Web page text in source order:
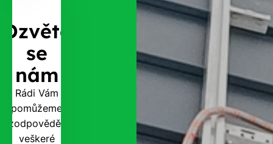
Ozvěte
se
nám
Rádi Vám
pomůžeme
zodpovědět
veškeré